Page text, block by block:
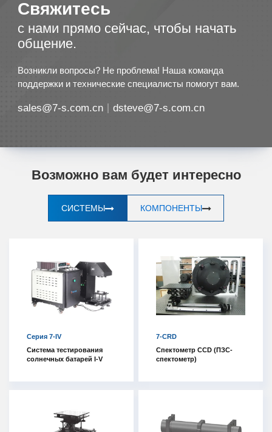
Свяжитесь
с нами прямо сейчас, чтобы начать
общение.
Возникли вопросы? Не проблема! Наша команда
поддержки и технические специалисты помогут вам.
sales@7-s.com.cn dsteve@7-s.com.cn
Возможно вам будет интересно
СИСТЕМЫ КОМПОНЕНТЫ
Серия 7-IV
Система тестирования
солнечных батарей I-V
7-CRD
Спектометр CCD (ПЗС-
спектометр)